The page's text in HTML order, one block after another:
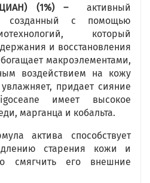
(1%) –активный
созданный с помощью
который
и восстановления
макроэлементами,
воздействием на кожу
придает сияние
имеет высокое
марганца и кобальта.
актива способствует
старения кожи и
смягчить его внешние